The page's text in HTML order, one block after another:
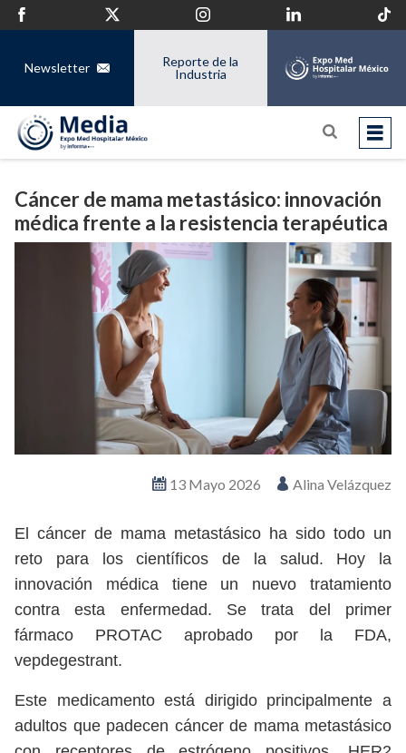
Newsletter
Reporte de la
Industria
Cáncer de mama metastásico: innovación
médica frente a la resistencia terapéutica
13 Mayo 2026 Alina Velázquez
El cáncer de mama metastásico ha sido todo un
reto para los científicos de la salud. Hoy la
innovación médica tiene un nuevo tratamiento
contra esta enfermedad. Se trata del primer
fármaco PROTAC aprobado por la FDA,
vepdegestrant.
Este medicamento está dirigido principalmente a
adultos que padecen cáncer de mama metastásico